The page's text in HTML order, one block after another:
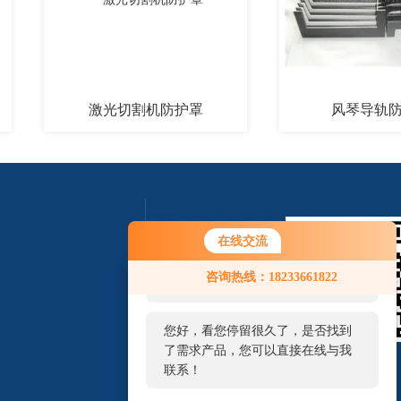
在线交流
咨询热线：18233661822
您好！欢迎前来咨询，很高兴为您
服务，请问您要咨询什么问题呢？
您好，看您停留很久了，是否找到
了需求产品，您可以直接在线与我
联系！
激光切割机防护罩 风琴导轨防护罩
扫一扫 微信咨询